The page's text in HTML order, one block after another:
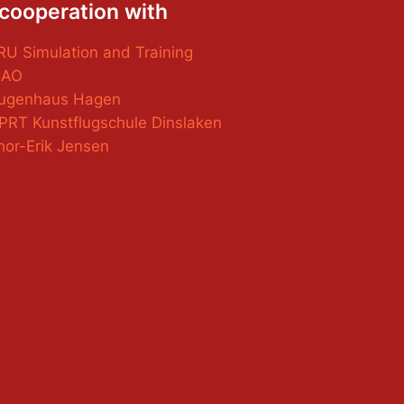
with
Simulation and Training
Hagen
Kunstflugschule Dinslaken
Erik Jensen